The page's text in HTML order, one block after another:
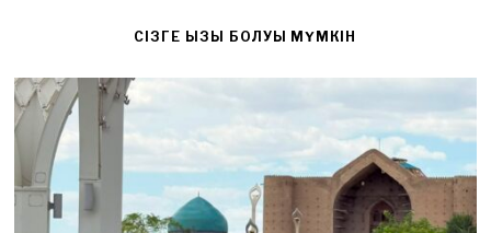
CІЗГЕ ҚЫЗЫҚ БОЛУЫ МҮМКІН